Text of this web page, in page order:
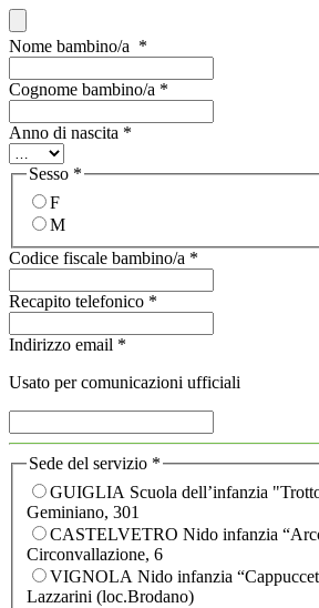
Nome bambino/a *
Cognome bambino/a *
Anno di nascita *
Sesso *
F
M
Codice fiscale bambino/a *
Recapito telefonico *
Indirizzo email *
Usato per comunicazioni ufficiali
Sede del servizio *
GUIGLIA Scuola dell’infanzia
Geminiano, 301
CASTELVETRO Nido infanzia
Circonvallazione, 6
VIGNOLA Nido infanzia
Lazzarini (loc.Brodano)